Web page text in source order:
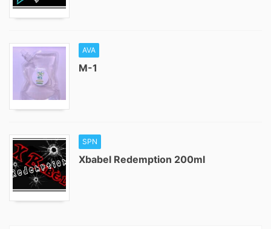
AVA
M-1
SPN
Xbabel Redemption 200ml